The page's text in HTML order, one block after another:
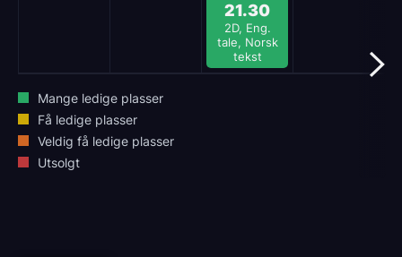
21.30
2D, Eng.
tale, Norsk
tekst
Mange ledige plasser
Få ledige plasser
Veldig få ledige plasser
Utsolgt